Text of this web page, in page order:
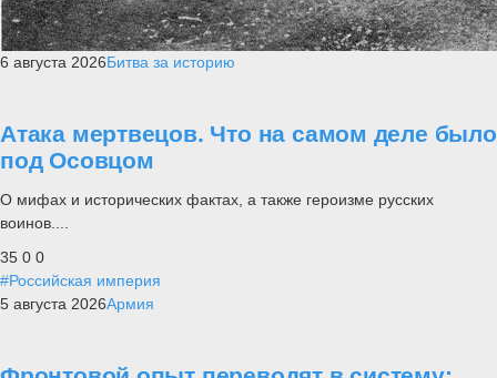
6 августа 2026Битва за историю
Атака мертвецов. Что на самом деле было
под Осовцом
О мифах и исторических фактах, а также героизме русских
воинов....
35 0 0
#Российская империя
5 августа 2026Армия